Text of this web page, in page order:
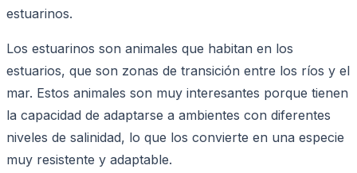
estuarinos.
Los estuarinos son animales que habitan en los
estuarios, que son zonas de transición entre los ríos y el
mar. Estos animales son muy interesantes porque tienen
la capacidad de adaptarse a ambientes con diferentes
niveles de salinidad, lo que los convierte en una especie
muy resistente y adaptable.